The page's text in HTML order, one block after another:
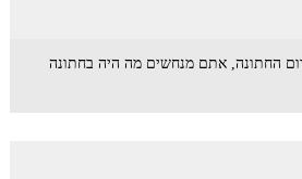
החתונה, אתם מנחשים מה היה בחתונה